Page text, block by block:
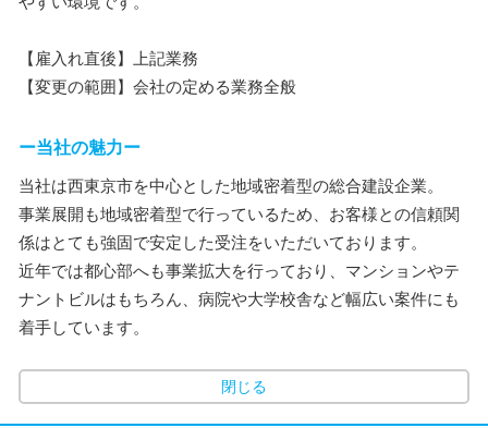
【雇入れ直後】上記業務
【変更の範囲】会社の定める業務全般
ー当社の魅力ー
当社は西東京市を中心とした地域密着型の総合建設企業。
事業展開も地域密着型で行っているため、お客様との信頼関
係はとても強固で安定した受注をいただいております。
近年では都心部へも事業拡大を行っており、マンションやテ
ナントビルはもちろん、病院や大学校舎など幅広い案件にも
着手しています。
閉じる